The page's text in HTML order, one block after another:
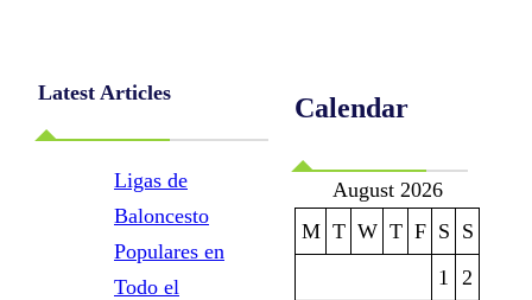
Latest Articles
Ligas de
Baloncesto
Populares en
Todo el
Calendar
August 2026
M T W T F S S
1
2